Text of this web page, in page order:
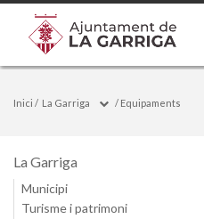
Inici / La Garriga / Equipaments
La Garriga
Municipi
Turisme i patrimoni